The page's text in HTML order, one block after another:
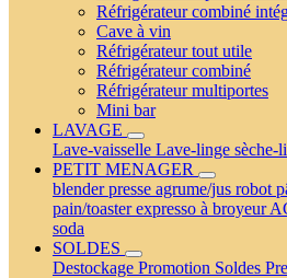
Réfrigérateur combiné
Cave à vin
Réfrigérateur tout utile
Réfrigérateur combiné
Réfrigérateur multiportes
Mini bar
LAVAGE
Lave-vaisselle Lave-linge sèche-
PETIT MENAGER
blenderpresse agrume/jus robot
pain/toasterexpresso à broyeur
soda
SOLDES
Destockage Promotion Soldes